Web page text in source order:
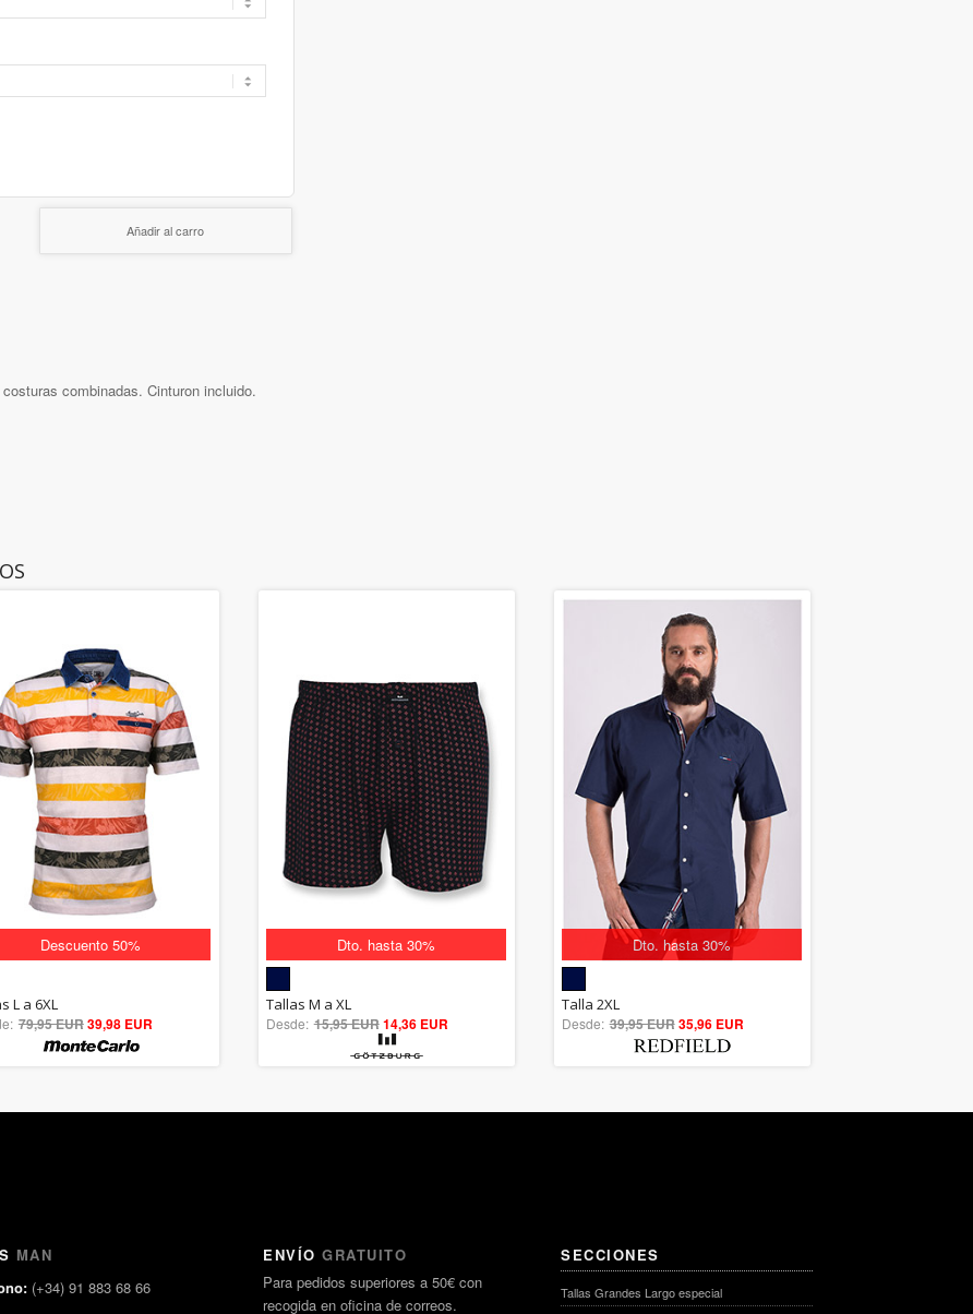
Añadir al carro
combinadas. Cinturon incluido.
Descuento 50%
5.00
out of 5
L a 6XL
79,95 EUR39,98 EUR
Dto. hasta 30%
5.00
out of 5
Tallas M a XL
Desde: 15,95 EUR14,36 EUR
Dto. hasta 30%
out of 5
Talla 2XL
Desde: 39,95 EUR35,96 EUR
MAN
(+34) 91 883 68 66
ENVÍO GRATUITO
Para pedidos superiores a 50€ con
recogida en oficina de correos.
SECCIONES
Tallas Grandes Largo especial